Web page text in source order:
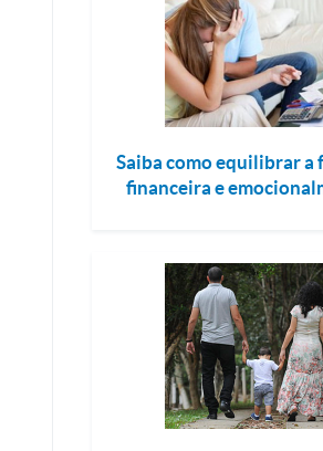
Saiba como equilibrar a
financeira e